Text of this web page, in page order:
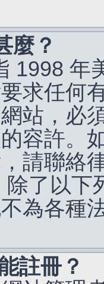
麼？
1998 年
求任何
站，必
容許。
請聯絡
除了以下
為各種
註冊？